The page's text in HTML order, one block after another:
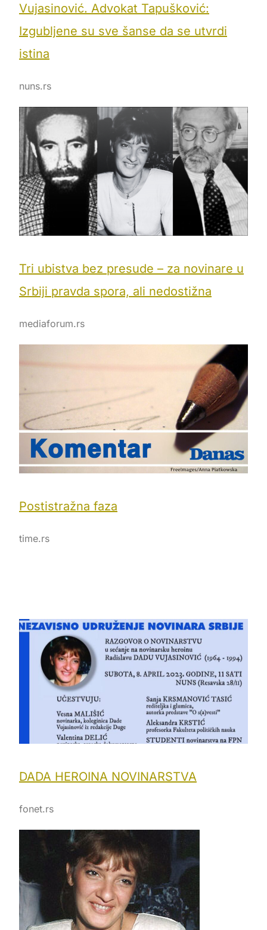
Vujasinović. Advokat Tapušković:
Izgubljene su sve šanse da se utvrdi
istina
nuns.rs
Tri ubistva bez presude – za novinare u
Srbiji pravda spora, ali nedostižna
mediaforum.rs
Postistražna faza
time.rs
DADA HEROINA NOVINARSTVA
fonet.rs